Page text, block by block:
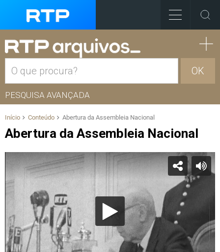
OK
PESQUISA AVANÇADA
Início Conteúdo Abertura da Assembleia Nacional
Abertura da Assembleia Nacional